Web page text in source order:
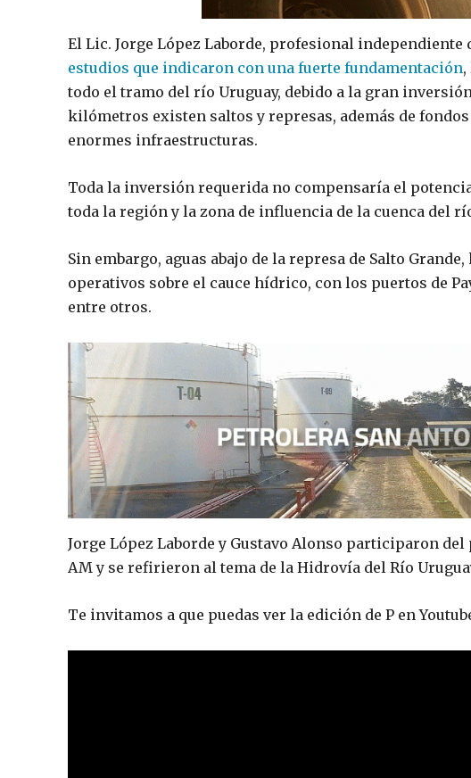
El Lic. Jorge López Laborde, profesional independiente
estudios que indicaron con una fuerte fundamentación
todo el tramo del río Uruguay, debido a la gran
kilómetros existen saltos y represas, además de
enormes infraestructuras.
Toda la inversión requerida no compensaría el
toda la región y la zona de influencia de la cuenca del
Sin embargo, aguas abajo de la represa de Salto
operativos sobre el cauce hídrico, con los puertos de
entre otros.
Jorge López Laborde y Gustavo Alonso participaron
AM y se refirieron al tema de la Hidrovía del Río
Te invitamos a que puedas ver la edición de P en